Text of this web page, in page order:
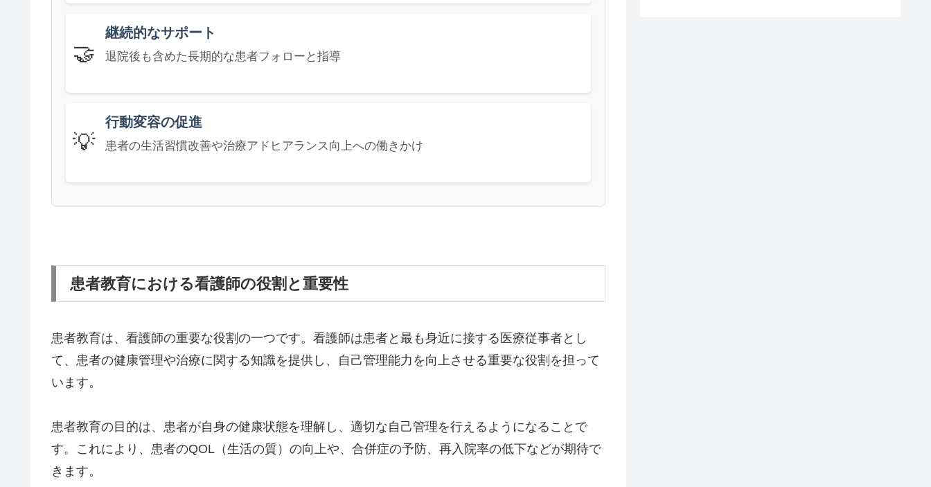
🤝
継続的なサポート
退院後も含めた長期的な患者フォローと指導
💡
行動変容の促進
患者の生活習慣改善や治療アドヒアランス向上への働きかけ
患者教育における看護師の役割と重要性
患者教育は、看護師の重要な役割の一つです。看護師は患者と最も身近に接する医療従事者とし
て、患者の健康管理や治療に関する知識を提供し、自己管理能力を向上させる重要な役割を担って
います。
患者教育の目的は、患者が自身の健康状態を理解し、適切な自己管理を行えるようになることで
す。これにより、患者のQOL（生活の質）の向上や、合併症の予防、再入院率の低下などが期待で
きます。